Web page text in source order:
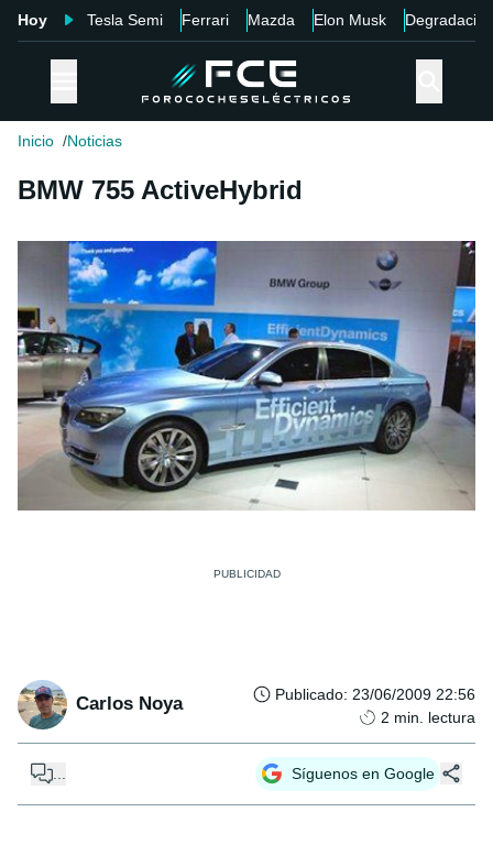
Hoy Tesla Semi Ferrari Mazda Elon Musk Degradación
Inicio Noticias
BMW 755 ActiveHybrid
Carlos Noya Publicado: 23/06/2009 22:56
2 min. lectura
Síguenos en Google